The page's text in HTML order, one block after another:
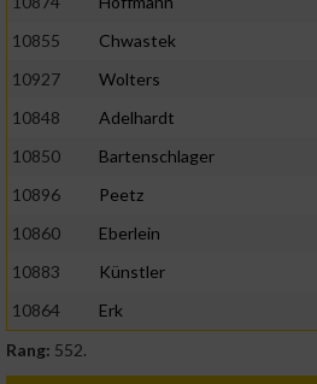
10855
Chwastek
10927
Wolters
10848
Adelhardt
10850
Bartenschlager
10896
Peetz
10860
Eberlein
10883
Künstler
10864
Erk
Rang: 552.